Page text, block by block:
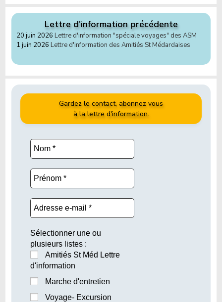
Lettre d'information précédente
20 juin 2026 Lettre d'information "spéciale voyages" des ASM
1 juin 2026 Lettre d'information des Amitiés St Médardaises
Gardez le contact, abonnez vous
à la lettre d'information.
Sélectionner une ou
plusieurs listes :
Amitiés St Méd Lettre
d'information
Marche d'entretien
Voyage- Excursion